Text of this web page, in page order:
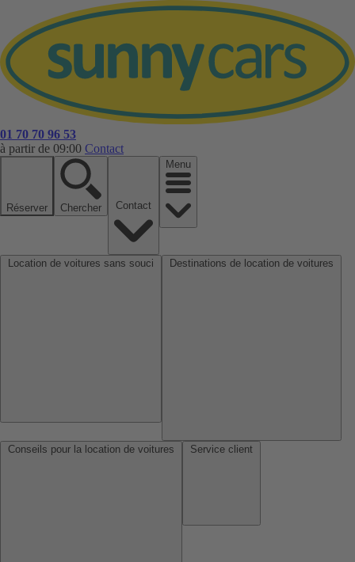
01 70 70 96 53
à partir de 09:00 Contact
Réserver Chercher
Menu